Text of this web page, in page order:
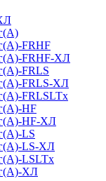
FRHF
FRHF-ХЛ
FRLS
FRLS-ХЛ
FRLSLTx
HF
HF-ХЛ
LS
LS-ХЛ
LSLTx
ХЛ